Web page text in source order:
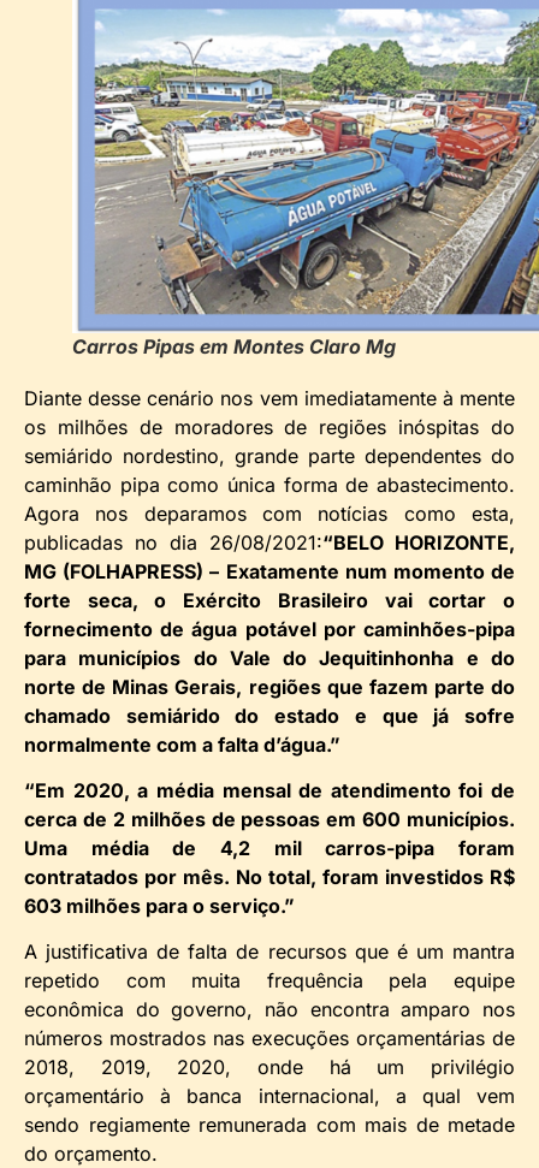
Carros Pipas em Montes Claro Mg
Diante desse cenário nos vem imediatamente à mente
os milhões de moradores de regiões inóspitas do
semiárido nordestino, grande parte dependentes do
caminhão pipa como única forma de abastecimento.
Agora nos deparamos com notícias como esta,
publicadas no dia 26/08/2021:“BELO HORIZONTE,
MG (FOLHAPRESS) – Exatamente num momento de
forte seca, o Exército Brasileiro vai cortar o
fornecimento de água potável por caminhões-pipa
para municípios do Vale do Jequitinhonha e do
norte de Minas Gerais, regiões que fazem parte do
chamado semiárido do estado e que já sofre
normalmente com a falta d’água.”
“Em 2020, a média mensal de atendimento foi de
cerca de 2 milhões de pessoas em 600 municípios.
Uma média de 4,2 mil carros-pipa foram
contratados por mês. No total, foram investidos R$
603 milhões para o serviço.”
A justificativa de falta de recursos que é um mantra
repetido com muita frequência pela equipe
econômica do governo, não encontra amparo nos
números mostrados nas execuções orçamentárias de
2018, 2019, 2020, onde há um privilégio
orçamentário à banca internacional, a qual vem
sendo regiamente remunerada com mais de metade
do orçamento.